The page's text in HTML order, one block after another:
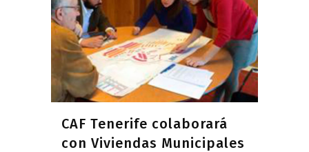
CAF Tenerife colaborará
con Viviendas Municipales